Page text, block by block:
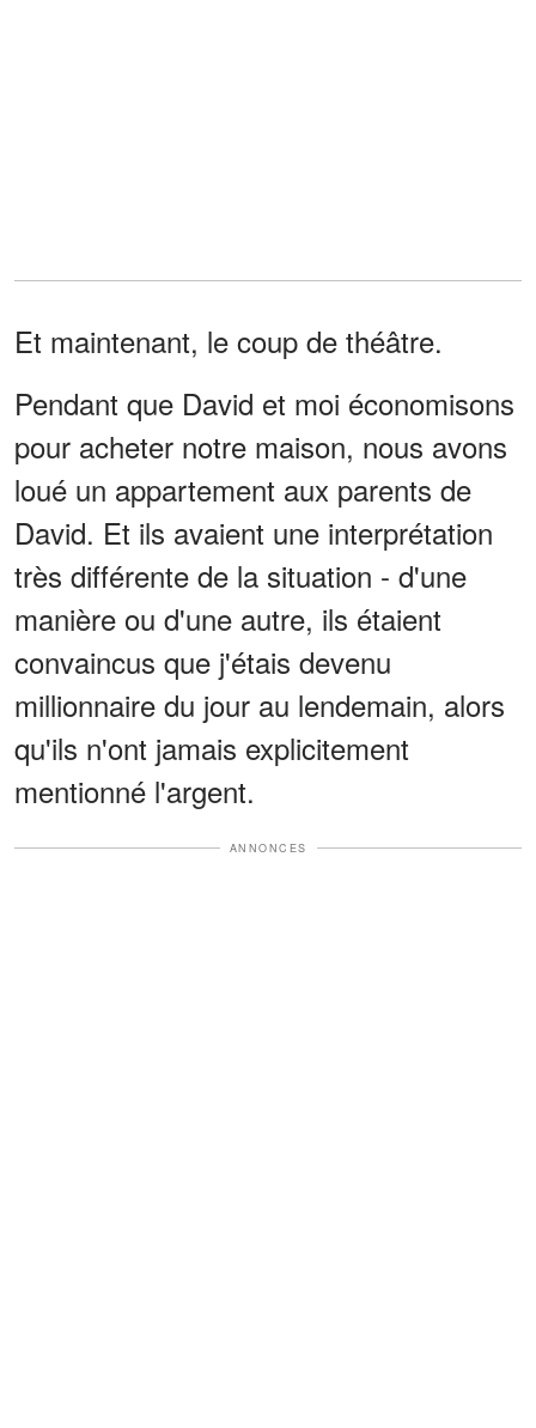
Et maintenant, le coup de théâtre.
Pendant que David et moi économisons
pour acheter notre maison, nous avons
loué un appartement aux parents de
David. Et ils avaient une interprétation
très différente de la situation - d'une
manière ou d'une autre, ils étaient
convaincus que j'étais devenu
millionnaire du jour au lendemain, alors
qu'ils n'ont jamais explicitement
mentionné l'argent.
ANNONCES